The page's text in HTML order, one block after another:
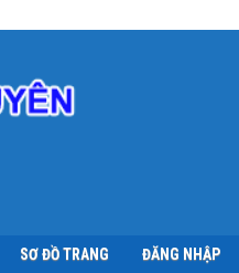
SƠ ĐỒ TRANG ĐĂNG NHẬP